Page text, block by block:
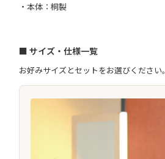
・本体：桐製
■ サイズ・仕様一覧
お好みサイズとセットをお選びください。